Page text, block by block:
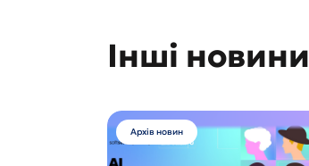
Інші новини
Архів новин